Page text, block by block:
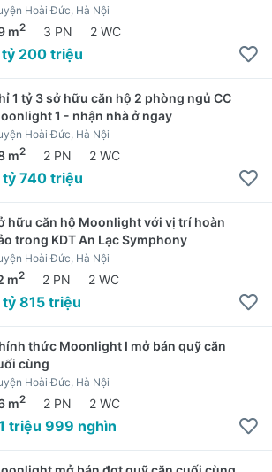
Hoài Đức, Hà Nội
m2 3 PN 2 WC
tỷ 200 triệu
1 tỷ 3 sở hữu căn hộ 2 phòng ngủ CC
1 - nhận nhà ở ngay
Hoài Đức, Hà Nội
m2 2 PN 2 WC
tỷ 740 triệu
hữu căn hộ Moonlight với vị trí hoàn
trong KDT An Lạc Symphony
Hoài Đức, Hà Nội
m2 2 PN 2 WC
tỷ 815 triệu
thức Moonlight I mở bán quỹ căn
cùng
Hoài Đức, Hà Nội
m2 2 PN 2 WC
triệu 999 nghìn